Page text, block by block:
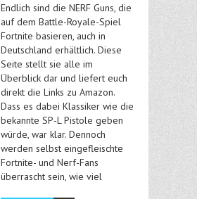
Endlich sind die NERF Guns, die
auf dem Battle-Royale-Spiel
Fortnite basieren, auch in
Deutschland erhältlich. Diese
Seite stellt sie alle im
Überblick dar und liefert euch
direkt die Links zu Amazon.
Dass es dabei Klassiker wie die
bekannte SP-L Pistole geben
würde, war klar. Dennoch
werden selbst eingefleischte
Fortnite- und Nerf-Fans
überrascht sein, wie viel